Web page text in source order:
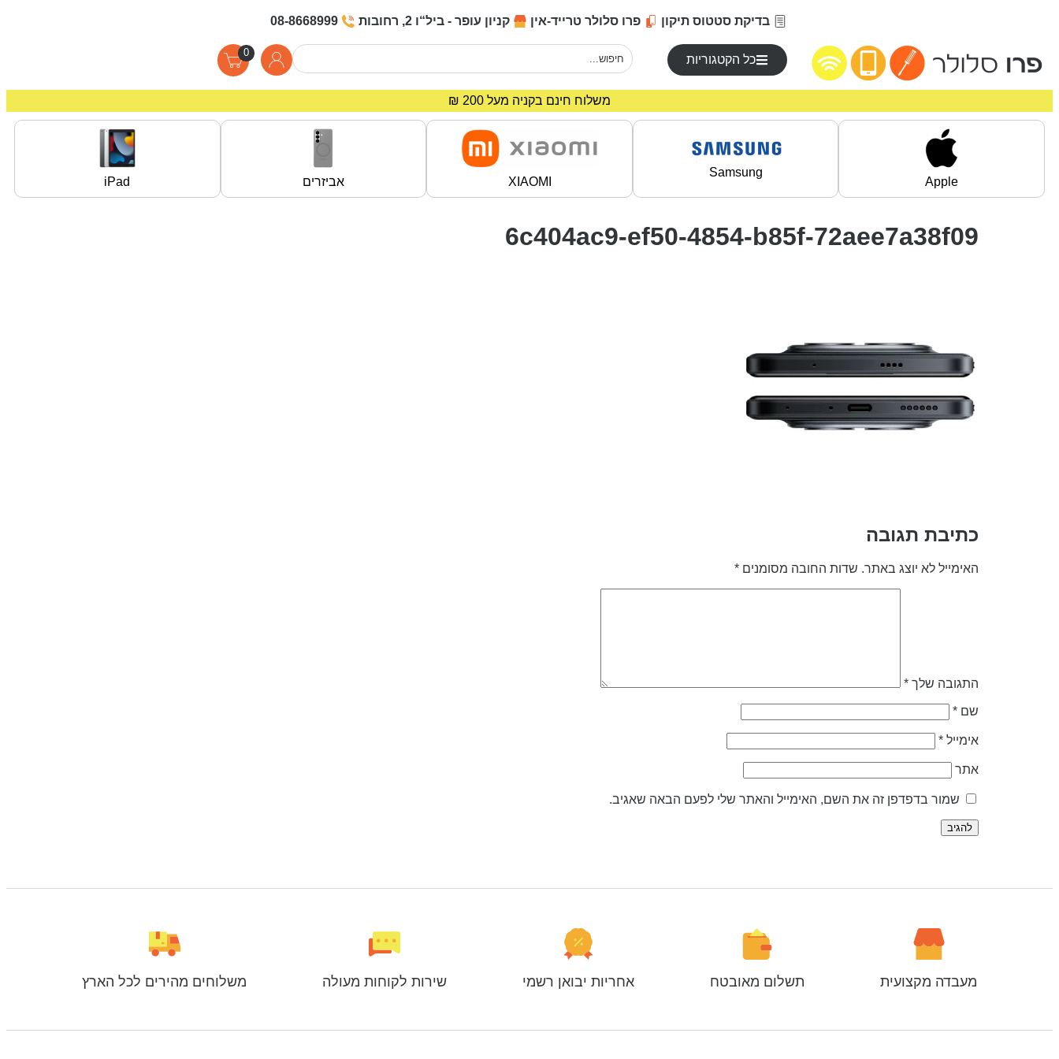
בדיקת סטטוס תיקון פרו סלולר טרייד-אין קניון עופר - ביל“ו 2, רחובות 08-8668999
כל הקטגוריות
0
משלוח חינם בקניה מעל 200 ₪
מחירים מיוחדים לרוכשים באתר!
Apple
Samsung
XIAOMI אביזרים iPad
6c404ac9-ef50-4854-b85f-72aee7a38f09
כתיבת תגובה
האימייל לא יוצג באתר. שדות החובה מסומנים *
התגובה שלך *
שם *
אימייל *
אתר
שמור בדפדפן זה את השם, האימייל והאתר שלי לפעם הבאה שאגיב.
מעבדה מקצועית תשלום מאובטח אחריות יבואן רשמי שירות לקוחות מעולה משלוחים מהירים לכל הארץ